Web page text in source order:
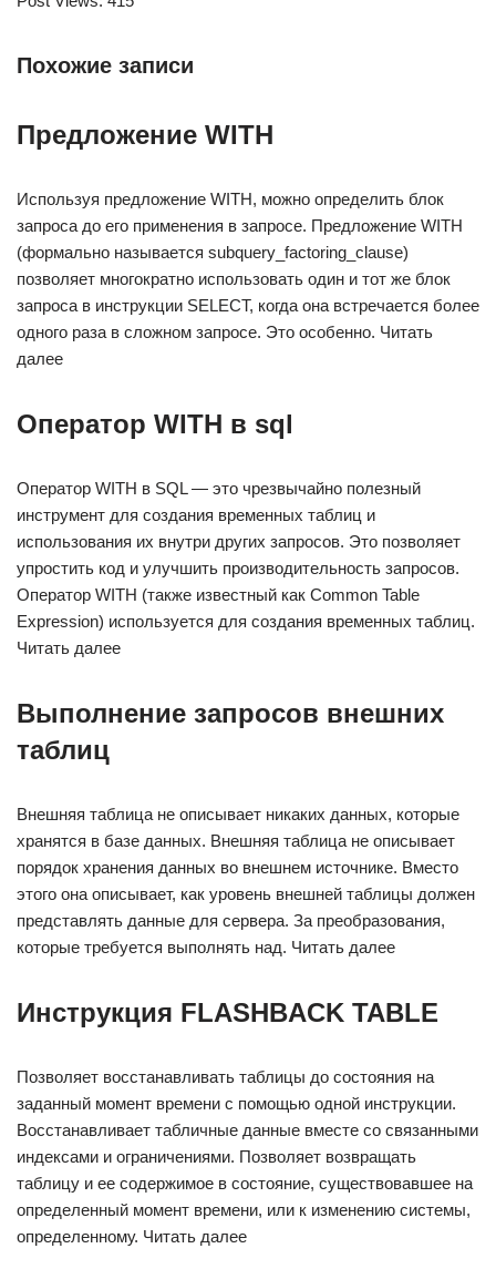
Похожие записи
Предложение WITH
Используя предложение WITH, можно определить блок
запроса до его применения в запросе. Предложение WITH
(формально называется subquery_factoring_clause)
позволяет многократно использовать один и тот же блок
запроса в инструкции SELECT, когда она встречается более
одного раза в сложном запросе. Это особенно. Читать
далее
Оператор WITH в sql
Оператор WITH в SQL — это чрезвычайно полезный
инструмент для создания временных таблиц и
использования их внутри других запросов. Это позволяет
упростить код и улучшить производительность запросов.
Оператор WITH (также известный как Common Table
Expression) используется для создания временных таблиц.
Читать далее
Выполнение запросов внешних
таблиц
Внешняя таблица не описывает никаких данных, которые
хранятся в базе данных. Внешняя таблица не описывает
порядок хранения данных во внешнем источнике. Вместо
этого она описывает, как уровень внешней таблицы должен
представлять данные для сервера. За преобразования,
которые требуется выполнять над. Читать далее
Инструкция FLASHBACK TABLE
Позволяет восстанавливать таблицы до состояния на
заданный момент времени с помощью одной инструкции.
Восстанавливает табличные данные вместе со связанными
индексами и ограничениями. Позволяет возвращать
таблицу и ее содержимое в состояние, существовавшее на
определенный момент времени, или к изменению системы,
определенному. Читать далее